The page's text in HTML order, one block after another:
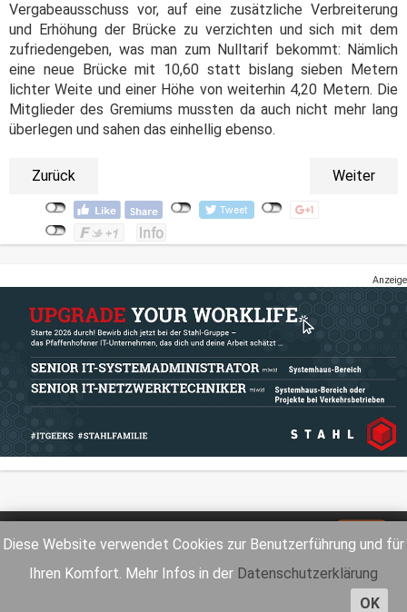
Diese Website verwendet Cookies zur Benutzerführung und für
Ihren Komfort. Mehr Infos in der Datenschutzerklärung
OK
Vergabeausschuss vor, auf eine zusätzliche Verbreiterung
und Erhöhung der Brücke zu verzichten und sich mit dem
zufriedengeben, was man zum Nulltarif bekommt: Nämlich
eine neue Brücke mit 10,60 statt bislang sieben Metern
lichter Weite und einer Höhe von weiterhin 4,20 Metern. Die
Mitglieder des Gremiums mussten da auch nicht mehr lang
überlegen und sahen das einhellig ebenso.
Zurück Weiter
Anzeige